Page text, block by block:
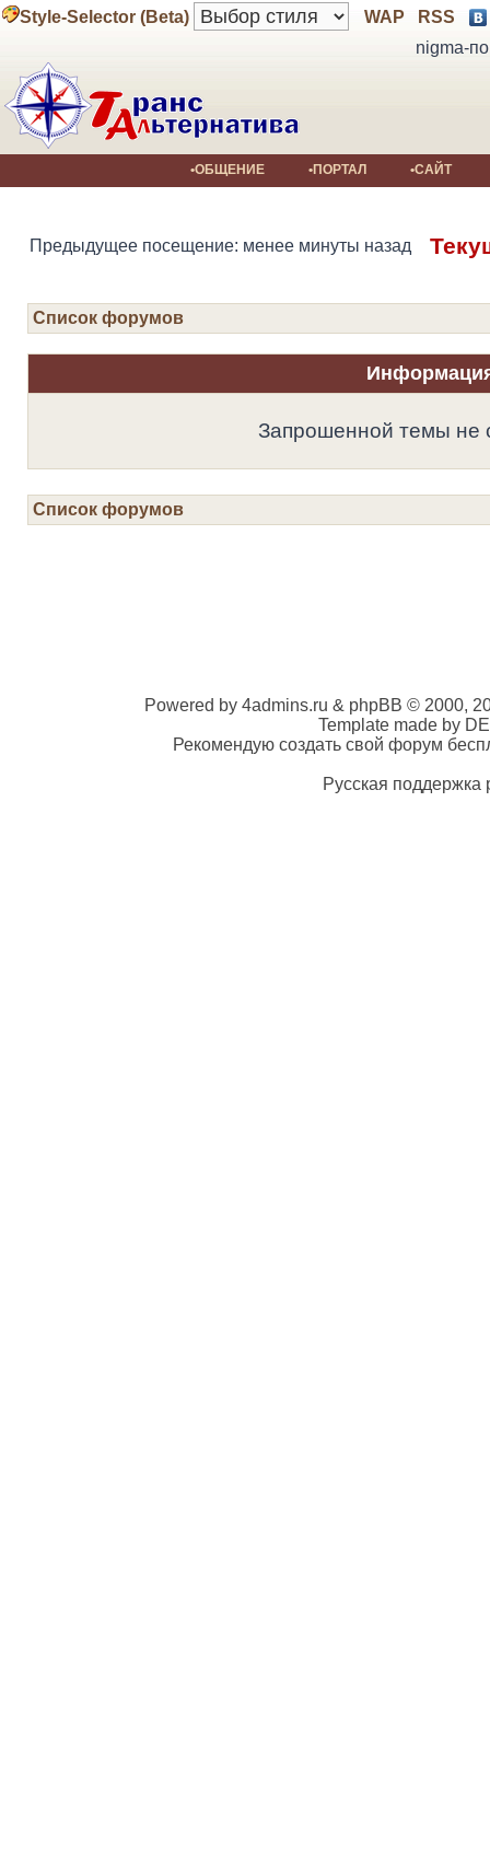
Style-Selector (Beta) WAP
RSS
nigma-
•ОБЩЕНИЕ •ПОРТАЛ •САЙТ
Предыдущее посещение: менее минуты назад
Список форумов
Запрошенной темы не
Список форумов
Powered by 4admins.ru & phpBB © 2000,
Template made by
Рекомендую создать свой форум
Русская поддержка